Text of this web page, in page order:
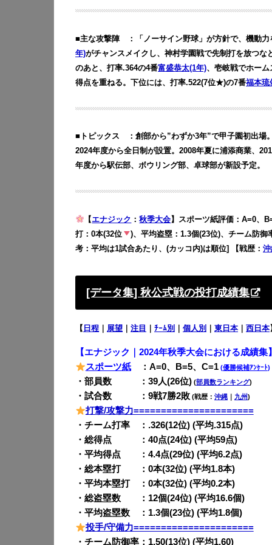
■主な攻撃陣 ：「ノーサイン野球」が方針で、機動
年)がチャンスメイクし、神村学園戦で先制打を放つな
のあと、打率.364の4番富盛恭太(1年)、壱岐戦でホー
得点を重ねる。下位には、打率.522(7位★)の7番福本琉
■トピックス ：創部から”わずか3年”で甲子園初出場
2024年度から全日制が設置。2008年夏に浦添商業、
年度から駅伝部、ボウリング部、卓球部が新設予定。
【エナジック ：秋季大会】スポーツ紙評価：A=0、
打：0本(32位
)、平均盗塁：1.3個(23位)、チーム防
考：平均は1試合あたり、(カッコ内)は順位] 【戦歴：
[データ集] 秋公式戦の投打成績集
【 日程 ｜ 展望 ｜ 注目 ｜ ﾁｰﾑ別 ｜ 個人別 ｜ 東日本 ｜ 西日本
【エナジック｜2024年秋季大会における成績集
スポーツ紙
：A=0、B=5、C=1(優勝候補ｱﾝｹｰﾄ)
・部員数 ：39人(26位) (部員数ランキング)
・試合数 ：9戦7勝2敗 (戦歴： 沖縄 ｜ 九州)
打撃/攻撃力======================
・チーム打率 ：.326(12位) (平均.315点)
・総得点 ：40点(24位) (平均59点)
・平均得点 ：4.4点(29位) (平均6.2点)
・総本塁打 ：0本(32位) (平均1.8本)
・平均本塁打 ：0本(32位) (平均0.2本)
・総盗塁数 ：12個(24位) (平均16.6個)
・平均盗塁数 ：1.3個(23位) (平均1.8個)
投手/守備力======================
・チーム防御率：1.50(13位) (平均1.60)